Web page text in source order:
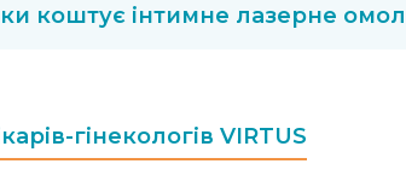
коштує інтимне лазерне
гінекологів VIRTUS